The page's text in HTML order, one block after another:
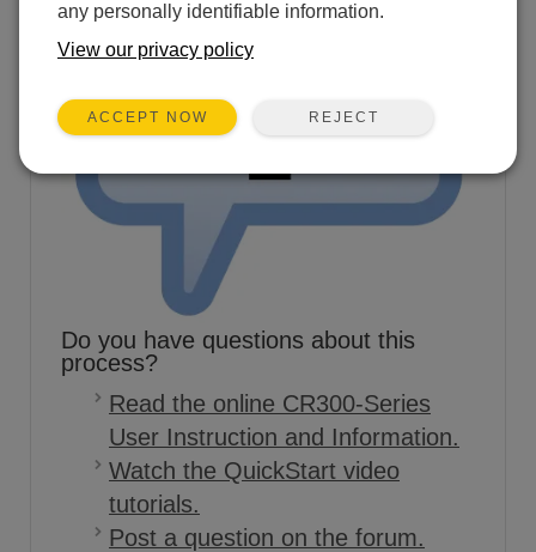
Do you have questions about this
process?
Read the online CR300-Series
User Instruction and Information.
Watch the QuickStart video
tutorials.
Post a question on the forum.
any personally identifiable information.
View our privacy policy
ACCEPT NOW REJECT